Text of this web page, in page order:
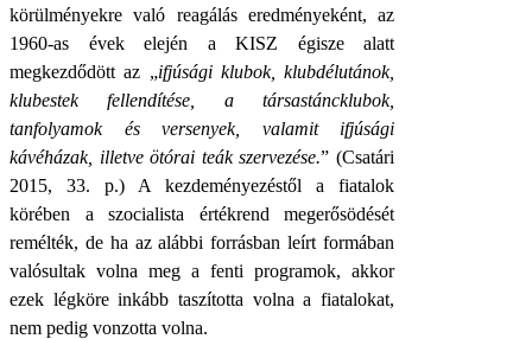
körülményekre való reagálás eredményeként, az
1960-as évek elején a KISZ égisze alatt
megkezdődött az „ifjúsági klubok, klubdélutánok,
klubestek fellendítése, a társastáncklubok,
tanfolyamok és versenyek, valamit ifjúsági
kávéházak, illetve ötórai teák szervezése.” (Csatári
2015, 33. p.) A kezdeményezéstől a fiatalok
körében a szocialista értékrend megerősödését
remélték, de ha az alábbi forrásban leírt formában
valósultak volna meg a fenti programok, akkor
ezek légköre inkább taszította volna a fiatalokat,
nem pedig vonzotta volna.